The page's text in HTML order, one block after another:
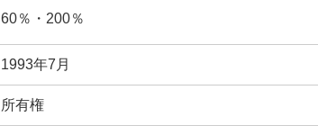
60％・200％
1993年7月
所有権